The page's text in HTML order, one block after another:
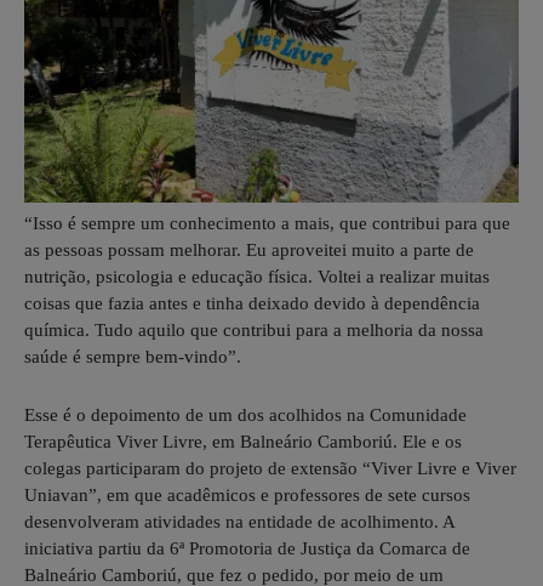
“Isso é sempre um conhecimento a mais, que contribui para que
as pessoas possam melhorar. Eu aproveitei muito a parte de
nutrição, psicologia e educação física. Voltei a realizar muitas
coisas que fazia antes e tinha deixado devido à dependência
química. Tudo aquilo que contribui para a melhoria da nossa
saúde é sempre bem-vindo”.
Esse é o depoimento de um dos acolhidos na Comunidade
Terapêutica Viver Livre, em Balneário Camboriú. Ele e os
colegas participaram do projeto de extensão “Viver Livre e Viver
Uniavan”, em que acadêmicos e professores de sete cursos
desenvolveram atividades na entidade de acolhimento. A
iniciativa partiu da 6ª Promotoria de Justiça da Comarca de
Balneário Camboriú, que fez o pedido, por meio de um